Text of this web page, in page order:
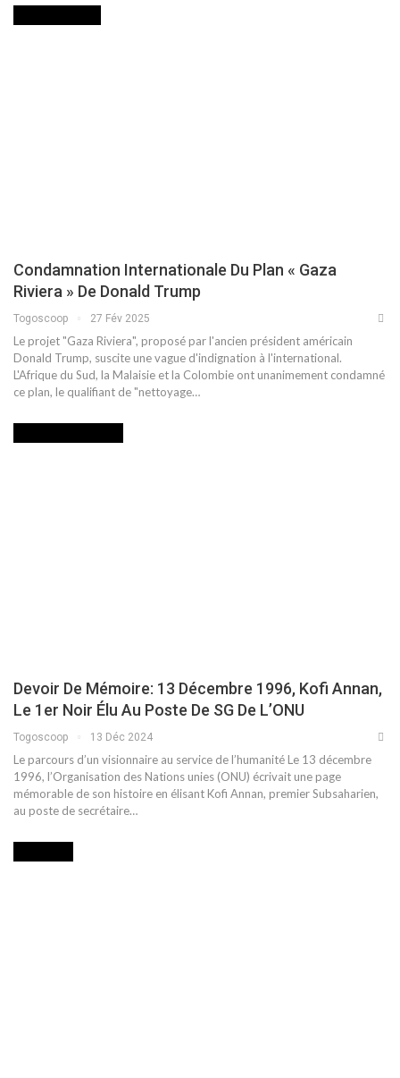
Condamnation Internationale Du Plan « Gaza
Riviera » De Donald Trump
Togoscoop 27 Fév 2025
Le projet "Gaza Riviera", proposé par l'ancien président américain
Donald Trump, suscite une vague d'indignation à l'international.
L'Afrique du Sud, la Malaisie et la Colombie ont unanimement condamné
ce plan, le qualifiant de "nettoyage…
Devoir De Mémoire: 13 Décembre 1996, Kofi Annan,
Le 1er Noir Élu Au Poste De SG De L’ONU
Togoscoop 13 Déc 2024
Le parcours d’un visionnaire au service de l’humanité Le 13 décembre
1996, l’Organisation des Nations unies (ONU) écrivait une page
mémorable de son histoire en élisant Kofi Annan, premier Subsaharien,
au poste de secrétaire…